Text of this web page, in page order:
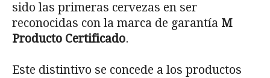
sido las primeras cervezas en ser
reconocidas con la marca de garantía M
Producto Certificado.
Este distintivo se concede a los productos